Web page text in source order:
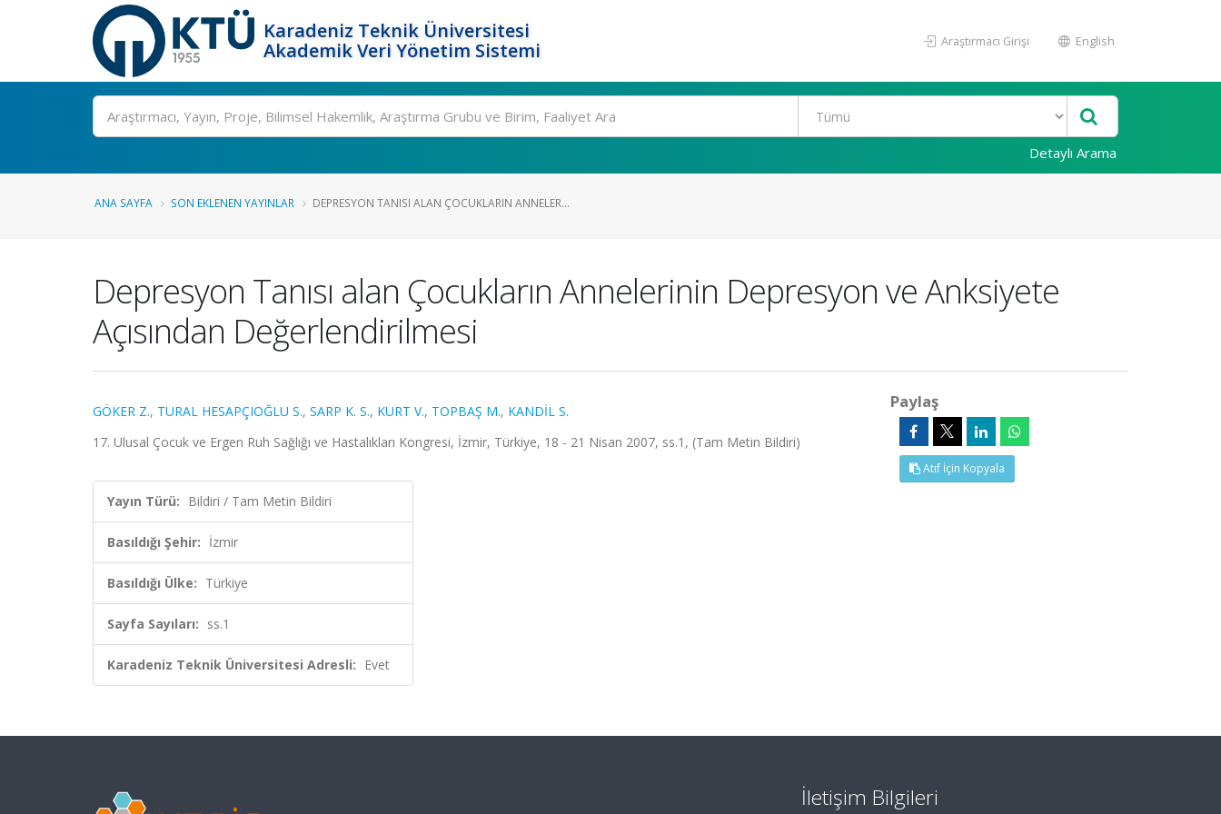
Karadeniz Teknik Üniversitesi
Akademik Veri Yönetim Sistemi
Araştırmacı Girişi English
Ara
Detaylı Arama
ANA SAYFA SON EKLENEN YAYINLAR DEPRESYON TANISI ALAN ÇOCUKLARIN ANNELER...
Depresyon Tanısı alan Çocukların Annelerinin Depresyon ve Anksiyete
Açısından Değerlendirilmesi
GÖKER Z., TURAL HESAPÇIOĞLU S., SARP K. S., KURT V., TOPBAŞ M., KANDİL S.
17. Ulusal Çocuk ve Ergen Ruh Sağlığı ve Hastalıkları Kongresi, İzmir, Türkiye, 18 - 21 Nisan 2007, ss.1, (Tam Metin Bildiri)
Yayın Türü: Bildiri / Tam Metin Bildiri
Basıldığı Şehir: İzmir
Basıldığı Ülke: Türkiye
Sayfa Sayıları: ss.1
Karadeniz Teknik Üniversitesi Adresli: Evet
Paylaş
Atıf İçin Kopyala
İletişim Bilgileri